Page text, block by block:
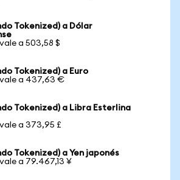
Tokenized) a Dólar
a 503,58 $
Tokenized) a Euro
a 437,63 €
Tokenized) a Libra Esterlina
a 373,95 £
Tokenized) a Yen japonés
a 79.467,13 ¥